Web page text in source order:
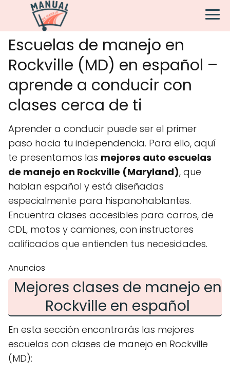
Escuelas de manejo en
Rockville (MD) en español –
aprende a conducir con
clases cerca de ti
Aprender a conducir puede ser el primer
paso hacia tu independencia. Para ello, aquí
te presentamos las mejores auto escuelas
de manejo en Rockville (Maryland), que
hablan español y está diseñadas
especialmente para hispanohablantes.
Encuentra clases accesibles para carros, de
CDL, motos y camiones, con instructores
calificados que entienden tus necesidades.
Anuncios
Mejores clases de manejo en
Rockville en español
En esta sección encontrarás las mejores
escuelas con clases de manejo en Rockville
(MD):